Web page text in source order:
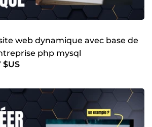
web dynamique avec base de
php mysql
$US